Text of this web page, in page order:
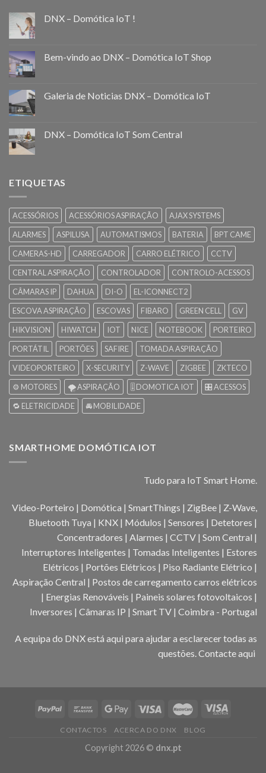
DNX – Domótica IoT !
Bem-vindo ao DNX – Domótica IoT Shop
Galeria de Noticias DNX – Domótica IoT
DNX – Domótica IoT Som Central
ETIQUETAS
ACESSÓRIOS ACESSÓRIOS ASPIRAÇÃO
AJAX SYSTEMS
ALARMES
ASPILUSA AUTOMATISMOS BATERIA
BPT CAME
CAMERAS-HD
CARREGADOR CARRO ELÉTRICO
CCTV
CENTRAL ASPIRAÇÃO
CONTROLADOR
CONTROLO-ACESSOS
CÂMARAS IP
DAHUA DI-O
EL-ICONNECT2
ESCOVA ASPIRAÇÃO
ESCOVAS FIBARO GREEN CELL
GV
HIKVISION
HIWATCH IOT NICE NOTEBOOK
PORTEIRO
PORTÁTIL
PORTÕES SAFIRE
TOMADA ASPIRAÇÃO
VIDEOPORTEIRO
X-SECURITY Z-WAVE ZIGBEE
ZKTECO
⚙️ MOTORES
🌪️ ASPIRAÇÃO 🎚️ DOMOTICA IOT
🎛️ ACESSOS
🔁 ELETRICIDADE
🚘 MOBILIDADE
SMARTHOME DOMÓTICA IOT
Tudo para IoT Smart Home.
Video-Porteiro | Domótica | SmartThings | ZigBee | Z-Wave,
Bluetooth Tuya | KNX | Módulos | Sensores | Detetores |
Concentradores | Alarmes | CCTV | Som Central |
Interruptores Inteligentes | Tomadas Inteligentes | Estores
Elétricos | Portões Elétricos | Piso Radiante Elétrico |
Aspiração Central | Postos de carregamento carros elétricos
| Energias Renováveis | Paineis solares fotovoltaicos |
Inversores | Câmaras IP | Smart TV | Coimbra - Portugal
A equipa do DNX está aqui para ajudar a esclarecer todas as
questões.Contacte aqui
CONTACTOS ACERCA DO DNX BLOG
Copyright 2026 © dnx.pt